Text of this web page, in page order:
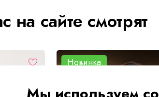
на сайте смотрят
Новинка